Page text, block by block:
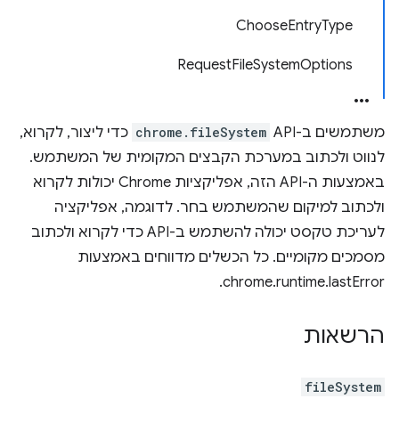
ChooseEntryType
RequestFileSystemOptions
משתמשים ב-API ‏ chrome.fileSystem כדי ליצור, לקרוא,
לנווט ולכתוב במערכת הקבצים המקומית של המשתמש.
באמצעות ה-API הזה, אפליקציות Chrome יכולות לקרוא
ולכתוב למיקום שהמשתמש בחר. לדוגמה, אפליקציה
לעריכת טקסט יכולה להשתמש ב-API כדי לקרוא ולכתוב
מסמכים מקומיים. כל הכשלים מדווחים באמצעות
chrome.runtime.lastError.
הרשאות
fileSystem